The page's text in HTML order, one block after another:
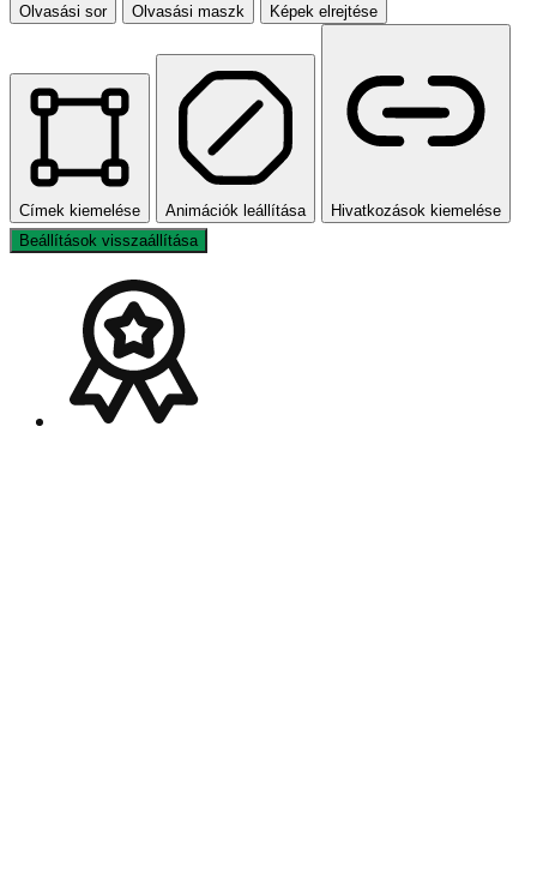
Olvasási sor Olvasási maszk Képek elrejtése
Címek kiemelése Animációk leállítása
Hivatkozások kiemelése
Beállítások visszaállítása